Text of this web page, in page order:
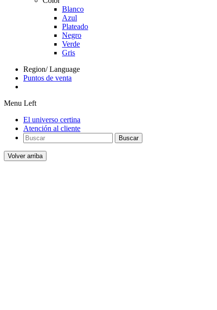
Blanco
Azul
Plateado
Negro
Verde
Gris
Region/ Language
Puntos de venta
Menu Left
El universo certina
Atención al cliente
Buscar
Volver arriba